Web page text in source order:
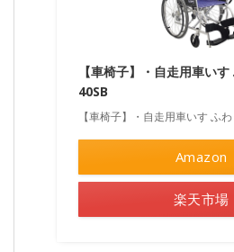
【車椅子】・自走用車い
40SB
【車椅子】・自走用車いす ふ
Amazon
楽天市場